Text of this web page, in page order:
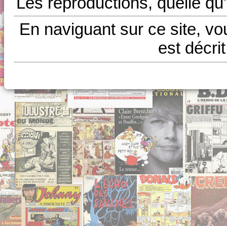
En naviguant sur ce site,
est